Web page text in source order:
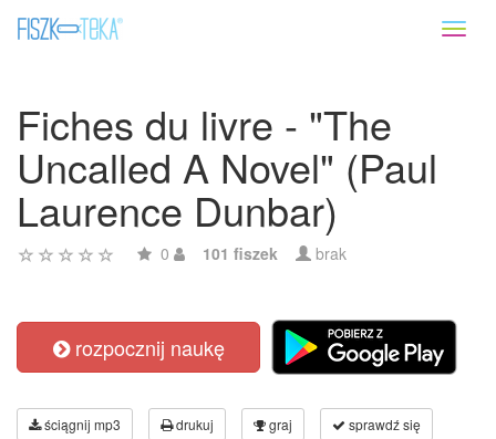
Fiches du livre - "The
Uncalled A Novel" (Paul
Laurence Dunbar)
0 101 fiszek brak
rozpocznij naukę
ściągnij mp3 drukuj graj sprawdź się